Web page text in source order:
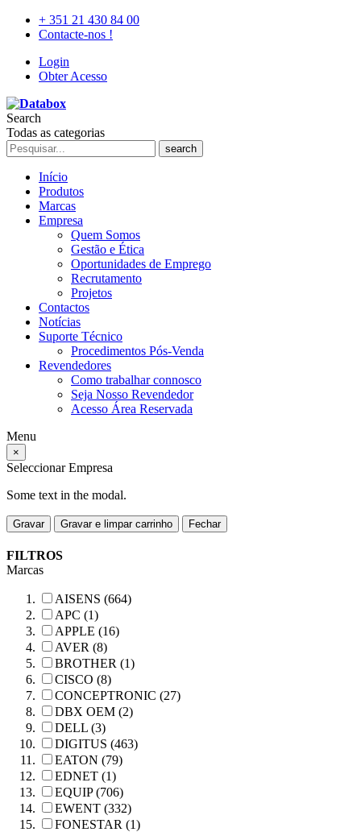
+ 351 21 430 84 00
Contacte-nos !
Login
Obter Acesso
Search
Todas as categorias
search
Início
Produtos
Marcas
Empresa
Quem Somos
Gestão e Ética
Oportunidades de Emprego
Recrutamento
Projetos
Contactos
Notícias
Suporte Técnico
Procedimentos Pós-Venda
Revendedores
Como trabalhar connosco
Seja Nosso Revendedor
Acesso Área Reservada
Menu
×
Seleccionar Empresa
Some text in the modal.
Gravar Gravar e limpar carrinho Fechar
FILTROS
Marcas
AISENS (664)
APC (1)
APPLE (16)
AVER (8)
BROTHER (1)
CISCO (8)
CONCEPTRONIC (27)
DBX OEM (2)
DELL (3)
DIGITUS (463)
EATON (79)
EDNET (1)
EQUIP (706)
EWENT (332)
FONESTAR (1)